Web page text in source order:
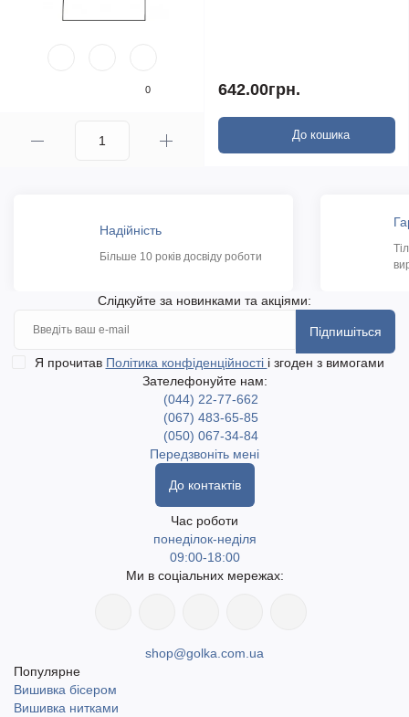
0 642.00грн.
До кошика
Надійність
Більше 10 років досвіду роботи
Слідкуйте за новинками та акціями:
Підпишіться
Я прочитав Політика конфіденційності і згоден з вимогами
Зателефонуйте нам:
(044) 22-77-662
(067) 483-65-85
(050) 067-34-84
Передзвоніть мені
До контактів
Час роботи
понеділок-неділя
09:00-18:00
Ми в соціальних мережах:
shop@golka.com.ua
Популярне
Вишивка бісером
Вишивка нитками